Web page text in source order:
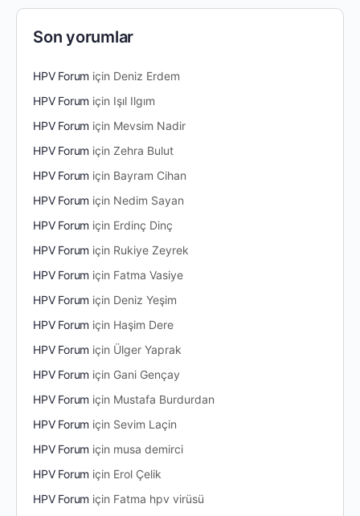
Son yorumlar
HPV Forum için Deniz Erdem
HPV Forum için Işıl Ilgım
HPV Forum için Mevsim Nadir
HPV Forum içinZehra Bulut
HPV Forum için Bayram Cihan
HPV Forum için Nedim Sayan
HPV Forum için Erdinç Dinç
HPV Forum için Rukiye Zeyrek
HPV Forum için Fatma Vasiye
HPV Forum için Deniz Yeşim
HPV Forum için Haşim Dere
HPV Forum için Ülger Yaprak
HPV Forum için Gani Gençay
HPV Forum için Mustafa Burdurdan
HPV Forum için Sevim Laçin
HPV Forum için musa demirci
HPV Forum için Erol Çelik
HPV Forum için Fatma hpv virüsü